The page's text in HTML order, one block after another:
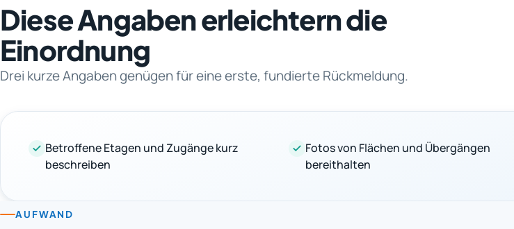
Diese Angaben erleichtern die
Einordnung
Drei kurze Angaben genügen für eine erste, fundierte Rückmeldung.
Betroffene Etagen und Zugänge kurz
beschreiben
Fotos von Flächen und Übergängen
bereithalten
AUFWAND